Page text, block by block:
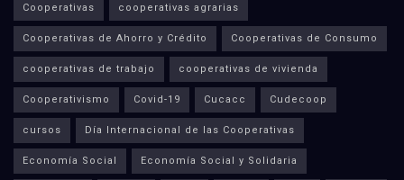
Cooperativas cooperativas agrarias
Cooperativas de Ahorro y Crédito Cooperativas de Consumo
cooperativas de trabajo cooperativas de vivienda
Cooperativismo Covid-19 Cucacc Cudecoop
cursos Día Internacional de las Cooperativas
Economía Social Economía Social y Solidaria